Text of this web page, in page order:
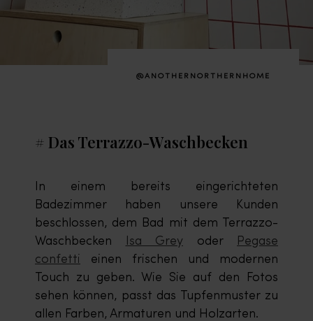
@ANOTHERNORTHERNHOME
# Das Terrazzo-Waschbecken
In einem bereits eingerichteten
Badezimmer haben unsere Kunden
beschlossen, dem Bad mit dem Terrazzo-
Waschbecken
Isa Grey oder
Pegase
confetti
einen frischen und modernen
Touch zu geben. Wie Sie auf den Fotos
sehen können, passt das Tupfenmuster zu
allen Farben, Armaturen und Holzarten.